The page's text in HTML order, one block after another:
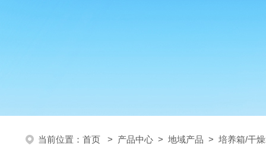
当前位置： 首页 > 产品中心 > 地域产品 > 培养箱/干